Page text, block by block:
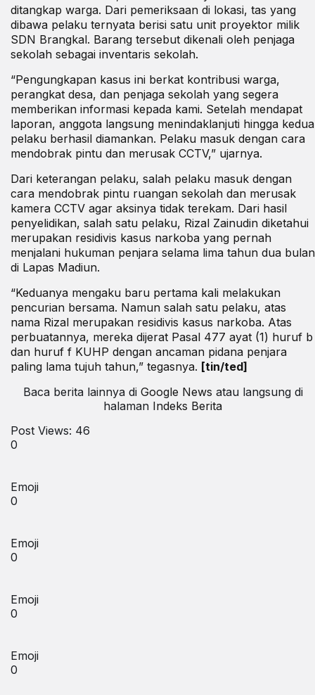
ditangkap warga. Dari pemeriksaan di lokasi, tas yang
dibawa pelaku ternyata berisi satu unit proyektor milik
SDN Brangkal. Barang tersebut dikenali oleh penjaga
sekolah sebagai inventaris sekolah.
“Pengungkapan kasus ini berkat kontribusi warga,
perangkat desa, dan penjaga sekolah yang segera
memberikan informasi kepada kami. Setelah mendapat
laporan, anggota langsung menindaklanjuti hingga kedua
pelaku berhasil diamankan. Pelaku masuk dengan cara
mendobrak pintu dan merusak CCTV,” ujarnya.
Dari keterangan pelaku, salah pelaku masuk dengan
cara mendobrak pintu ruangan sekolah dan merusak
kamera CCTV agar aksinya tidak terekam. Dari hasil
penyelidikan, salah satu pelaku, Rizal Zainudin diketahui
merupakan residivis kasus narkoba yang pernah
menjalani hukuman penjara selama lima tahun dua bulan
di Lapas Madiun.
“Keduanya mengaku baru pertama kali melakukan
pencurian bersama. Namun salah satu pelaku, atas
nama Rizal merupakan residivis kasus narkoba. Atas
perbuatannya, mereka dijerat Pasal 477 ayat (1) huruf b
dan huruf f KUHP dengan ancaman pidana penjara
paling lama tujuh tahun,” tegasnya. [tin/ted]
Baca berita lainnya di Google News atau langsung di
halaman Indeks Berita
Post Views: 46
0
Emoji
0
Emoji
0
Emoji
0
Emoji
0